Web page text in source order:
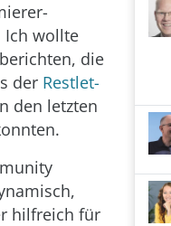
Ich wollte
die
der Restlet-
den letzten
hilfreich für